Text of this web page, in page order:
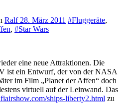
Ralf 28. März 2011 #Fluggeräte,
, #Star Wars
eine neue Attraktionen. Die
ist ein Entwurf, der von der NASA
im Film „Planet der Affen“ doch
virtuell auf der Leinwand. Das
ships-liberty2.html zu